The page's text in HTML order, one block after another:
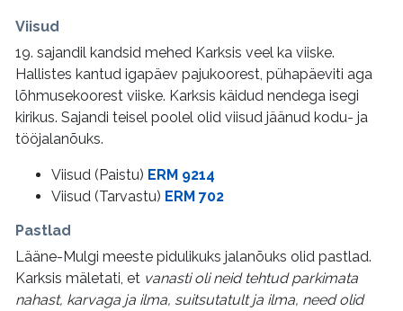
Viisud
19. sajandil kandsid mehed Karksis veel ka viiske.
Hallistes kantud igapäev pajukoorest, pühapäeviti aga
lõhmusekoorest viiske. Karksis käidud nendega isegi
kirikus. Sajandi teisel poolel olid viisud jäänud kodu- ja
tööjalanõuks.
Viisud (Paistu) ERM 9214
Viisud (Tarvastu) ERM 702
Pastlad
Lääne-Mulgi meeste pidulikuks jalanõuks olid pastlad.
Karksis mäletati, et vanasti oli neid tehtud parkimata
nahast, karvaga ja ilma, suitsutatult ja ilma, need olid